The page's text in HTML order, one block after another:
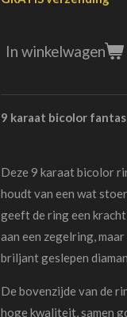
In winkelwagen
9 karaat bicolor
Deze 9 karaat bicolor
houdt van een wat
geeft de ring een
aan een zegelring,
briljant geslepen
De bovenzijde van de
hoge kwaliteit, samen